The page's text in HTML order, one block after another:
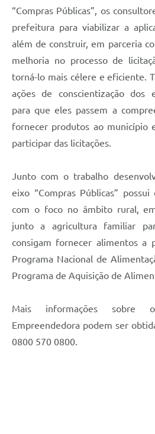
“Compras Públicas”, os
prefeitura para viabilizar a
além de construir, em parceria
melhoria no processo de
torná-lo mais célere e eficiente.
ações de conscientização dos
para que eles passem a
fornecer produtos ao município
participar das licitações.
Junto com o trabalho
eixo “Compras Públicas”
com o foco no âmbito rural,
junto a agricultura familiar
consigam fornecer alimentos a
Programa Nacional de
Programa de Aquisição de
Mais informações sobre
Empreendedora podem ser
0800 570 0800.